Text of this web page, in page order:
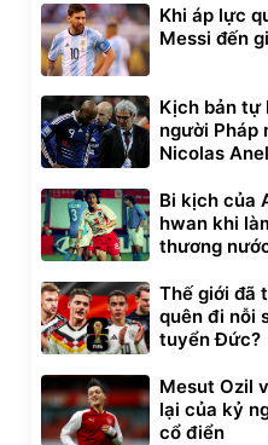
Khi áp lực
Messi đến
Kịch bản tự
người Pháp
Nicolas
Bi kịch của
hwan khi
thương
Thế giới đã
quên đi nỗi
tuyển Đức?
Mesut Ozil
lại của kỷ
cổ điển